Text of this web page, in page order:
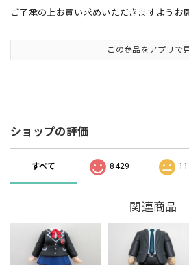
ご了承の上お買い求めいただきますようお
この商品をアプリで
ショップの評価
すべて 8429
関連商品